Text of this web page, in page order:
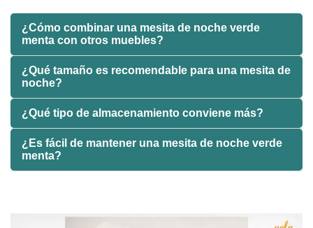
¿Cómo combinar una mesita de noche verde
menta con otros muebles?
¿Qué tamaño es recomendable para una mesita de
noche?
¿Qué tipo de almacenamiento conviene más?
¿Es fácil de mantener una mesita de noche verde
menta?